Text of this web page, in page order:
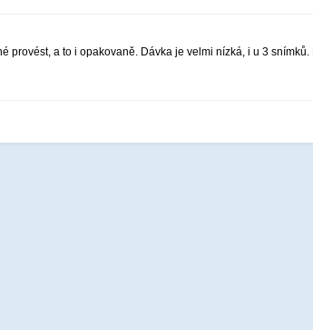
provést, a to i opakovaně. Dávka je velmi nízká, i u 3